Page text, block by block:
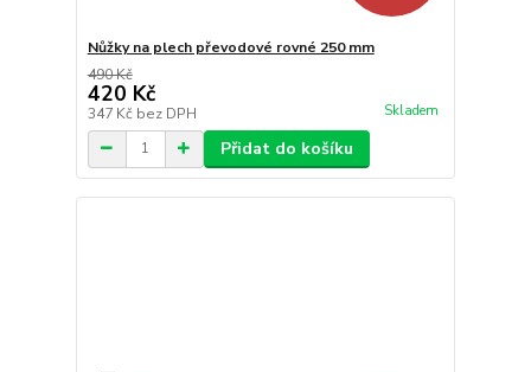
Nůžky na plech převodové rovné 250 mm
490 Kč
420 Kč
347 Kč bez DPH Skladem
Přidat do košíku